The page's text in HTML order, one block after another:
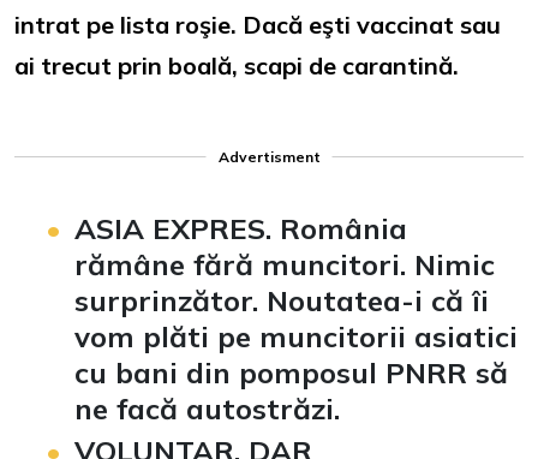
intrat pe lista roşie. Dacă eşti vaccinat sau
ai trecut prin boală, scapi de carantină.
Advertisment
ASIA EXPRES. România
rămâne fără muncitori. Nimic
surprinzător. Noutatea-i că îi
vom plăti pe muncitorii asiatici
cu bani din pomposul PNRR să
ne facă autostrăzi.
VOLUNTAR, DAR